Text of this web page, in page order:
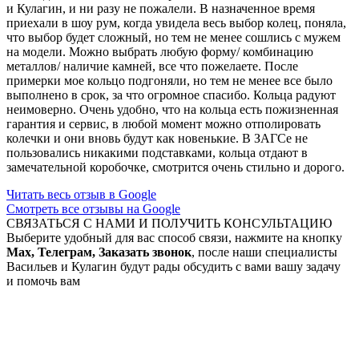
и Кулагин, и ни разу не пожалели. В назначенное время
приехали в шоу рум, когда увидела весь выбор колец, поняла,
что выбор будет сложный, но тем не менее сошлись с мужем
на модели. Можно выбрать любую форму/ комбинацию
металлов/ наличие камней, все что пожелаете. После
примерки мое кольцо подгоняли, но тем не менее все было
выполнено в срок, за что огромное спасибо. Кольца радуют
неимоверно. Очень удобно, что на кольца есть пожизненная
гарантия и сервис, в любой момент можно отполировать
колечки и они вновь будут как новенькие. В ЗАГСе не
пользовались никакими подставками, кольца отдают в
замечательной коробочке, смотрится очень стильно и дорого.
Читать весь отзыв в Google
Смотреть все отзывы на Google
СВЯЗАТЬСЯ С НАМИ И ПОЛУЧИТЬ КОНСУЛЬТАЦИЮ
Выберите удобный для вас способ связи, нажмите на кнопку
Max, Телеграм, Заказать звонок, после наши специалисты
Васильев и Кулагин будут рады обсудить с вами вашу задачу
и помочь вам